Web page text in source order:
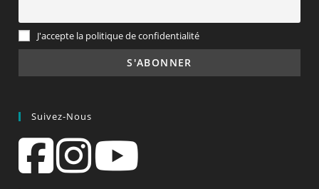
J'accepte la politique de confidentialité
Suivez-Nous